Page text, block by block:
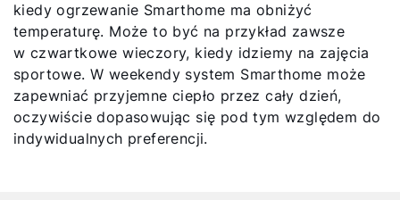
kiedy ogrzewanie Smarthome ma obniżyć
temperaturę. Może to być na przykład zawsze
w czwartkowe wieczory, kiedy idziemy na zajęcia
sportowe. W weekendy system Smarthome może
zapewniać przyjemne ciepło przez cały dzień,
oczywiście dopasowując się pod tym względem do
indywidualnych preferencji.